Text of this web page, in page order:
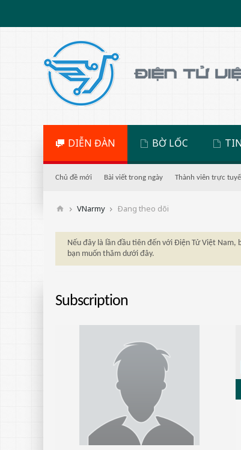
DIỄN ĐÀN BỜ LỐC
Chủ đề mới Bài viết trong ngày Thành viên trực
VNarmy Ðang theo dõi
Nếu đây là lần đầu tiên đến với Điện Tử Việt Nam,
bạn muốn thăm dưới đây.
Subscription